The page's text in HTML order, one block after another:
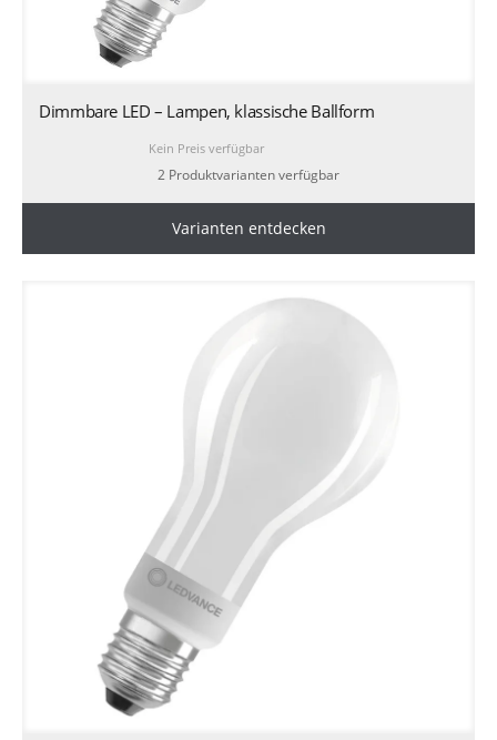
Dimmbare LED – Lampen, klassische Ballform
Kein Preis verfügbar
2 Produktvarianten verfügbar
Varianten entdecken